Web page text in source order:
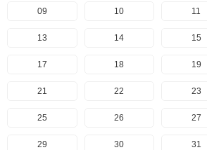
09 10 11
13 14 15
17 18 19
21 22 23
25 26 27
29 30 31